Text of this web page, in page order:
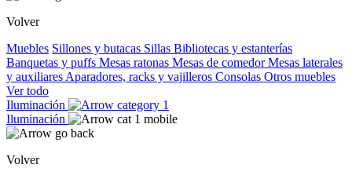
Volver
Muebles Sillones y butacas Sillas Bibliotecas y estanterías
Banquetas y puffs Mesas ratonas Mesas de comedorMesas laterales
y auxiliares Aparadores, racks y vajilleros Consolas Otros muebles
Ver todo
Iluminación
Iluminación
Volver